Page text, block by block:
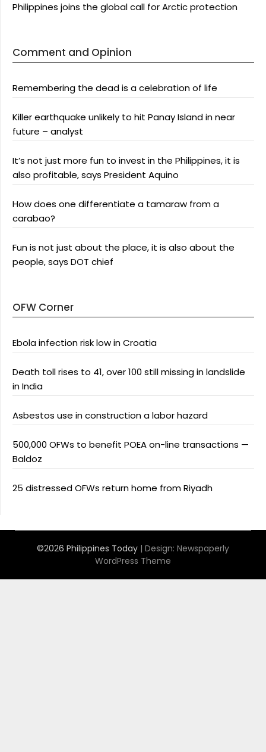
Philippines joins the global call for Arctic protection
Comment and Opinion
Remembering the dead is a celebration of life
Killer earthquake unlikely to hit Panay Island in near
future – analyst
It’s not just more fun to invest in the Philippines, it is
also profitable, says President Aquino
How does one differentiate a tamaraw from a
carabao?
Fun is not just about the place, it is also about the
people, says DOT chief
OFW Corner
Ebola infection risk low in Croatia
Death toll rises to 41, over 100 still missing in landslide
in India
Asbestos use in construction a labor hazard
500,000 OFWs to benefit POEA on-line transactions —
Baldoz
25 distressed OFWs return home from Riyadh
©2026 Philippines Today | Design: Newspaperly
WordPress Theme